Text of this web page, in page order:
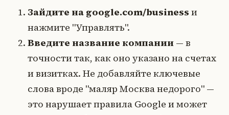
Зайдите на google.com/business и
нажмите "Управлять".
Введите название компании — в
точности так, как оно указано на счетах
и визитках. Не добавляйте ключевые
слова вроде "маляр Москва недорого" —
это нарушает правила Google и может